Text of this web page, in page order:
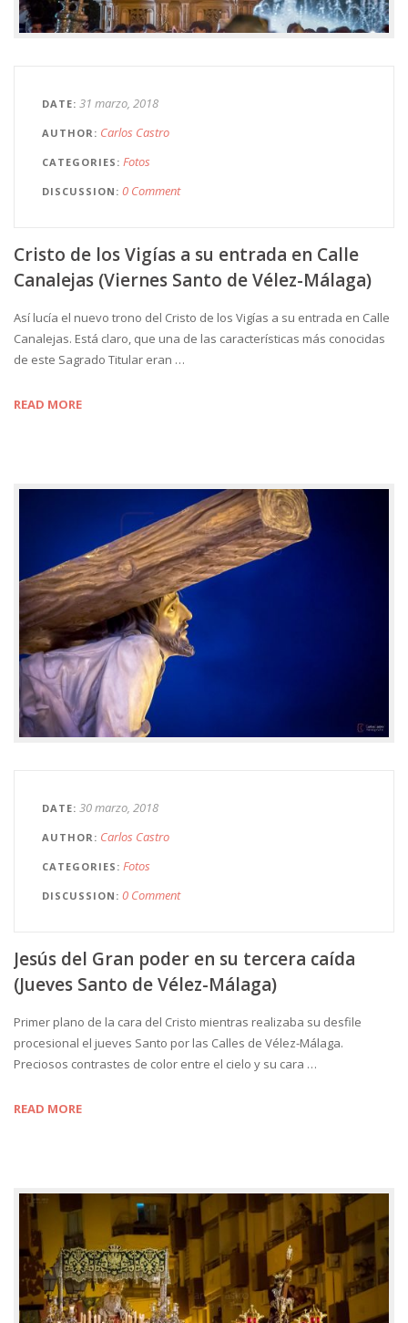
DATE 31 marzo, 2018
AUTHOR Carlos Castro
CATEGORIES Fotos
DISCUSSION 0 Comment
Cristo de los Vigías a su entrada en Calle
Canalejas (Viernes Santo de Vélez-Málaga)
Así lucía el nuevo trono del Cristo de los Vigías a su entrada en Calle
Canalejas. Está claro, que una de las características más conocidas
de este Sagrado Titular eran …
READ MORE
DATE 30 marzo, 2018
AUTHOR Carlos Castro
CATEGORIES Fotos
DISCUSSION 0 Comment
Jesús del Gran poder en su tercera caída
(Jueves Santo de Vélez-Málaga)
Primer plano de la cara del Cristo mientras realizaba su desfile
procesional el jueves Santo por las Calles de Vélez-Málaga.
Preciosos contrastes de color entre el cielo y su cara …
READ MORE